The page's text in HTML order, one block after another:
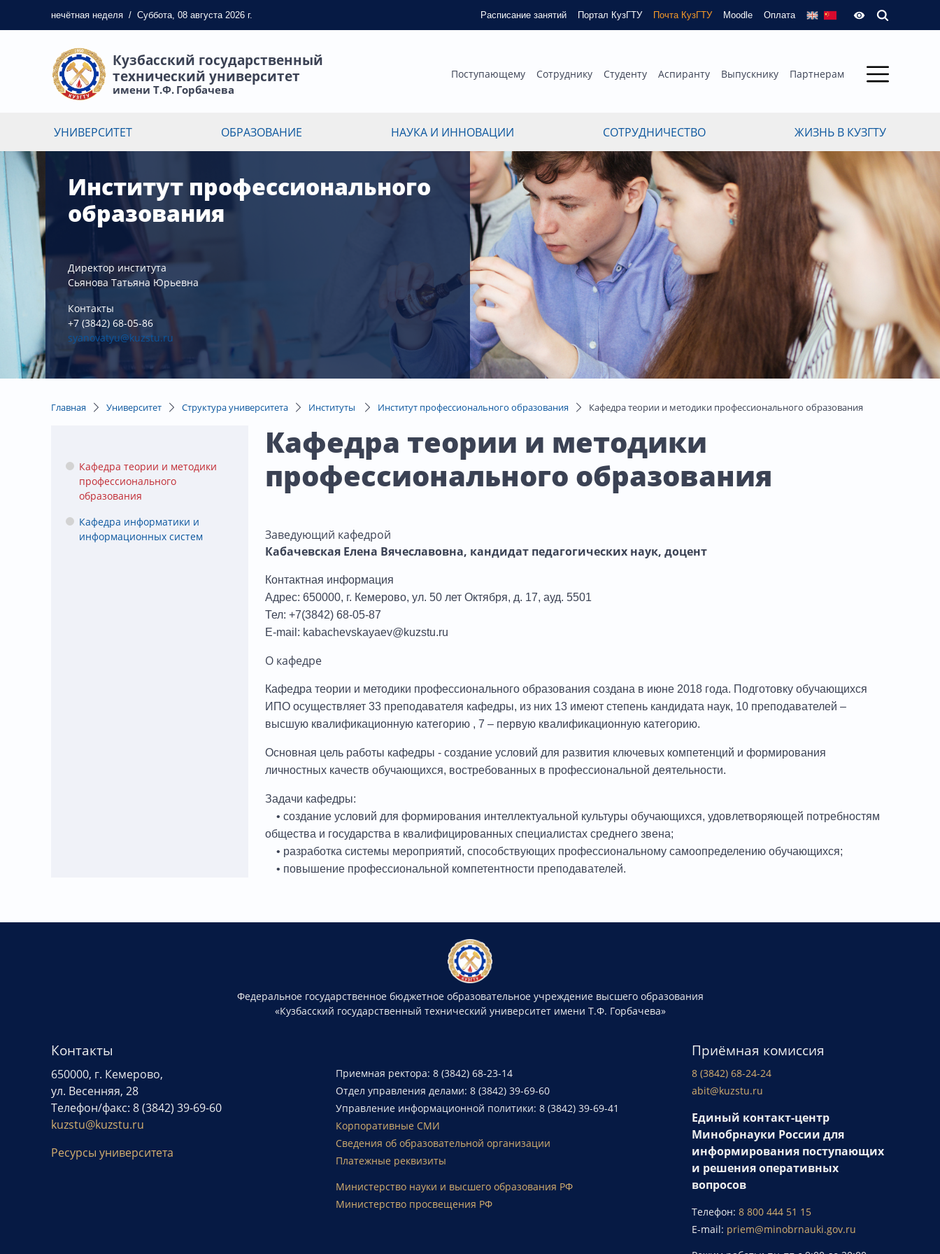
нечётная неделя / Суббота, 08 августа 2026 г. Расписание занятий Портал КузГТУ Почта КузГТУ Moodle Оплата
Кузбасский государственный
технический университет
имени Т.Ф. Горбачева
Поступающему Сотруднику Студенту Аспиранту Выпускнику Партнерам
УНИВЕРСИТЕТ ОБРАЗОВАНИЕ НАУКА И ИННОВАЦИИ СОТРУДНИЧЕСТВО ЖИЗНЬ В КУЗГТУ
Институт профессионального
образования
Директор института
Сьянова Татьяна Юрьевна
Контакты
+7 (3842) 68-05-86
syanovatyu@kuzstu.ru
Главная Университет Структура университета Институты Институт профессионального образования Кафедра теории и методики профессионального образования
Кафедра теории и методики
профессионального
образования
Кафедра информатики и
информационных систем
Кафедра теории и методики
профессионального образования
Заведующий кафедрой
Кабачевская Елена Вячеславовна, кандидат педагогических наук, доцент
Контактная информация
Адрес: 650000, г. Кемерово, ул. 50 лет Октября, д. 17, ауд. 5501
Тел: +7(3842) 68-05-87
E-mail: kabachevskayaev@kuzstu.ru
О кафедре
Кафедра теории и методики профессионального образования создана в июне 2018 года. Подготовку обучающихся
ИПО осуществляет 33 преподавателя кафедры, из них 13 имеют степень кандидата наук, 10 преподавателей –
высшую квалификационную категорию , 7 – первую квалификационную категорию.
Основная цель работы кафедры - создание условий для развития ключевых компетенций и формирования
личностных качеств обучающихся, востребованных в профессиональной деятельности.
Задачи кафедры:
• создание условий для формирования интеллектуальной культуры обучающихся, удовлетворяющей потребностям
общества и государства в квалифицированных специалистах среднего звена;
• разработка системы мероприятий, способствующих профессиональному самоопределению обучающихся;
• повышение профессиональной компетентности преподавателей.
Федеральное государственное бюджетное образовательное учреждение высшего образования
«Кузбасский государственный технический университет имени Т.Ф. Горбачева»
Контакты
650000, г. Кемерово,
ул. Весенняя, 28
Телефон/факс: 8 (3842) 39-69-60
kuzstu@kuzstu.ru
Ресурсы университета
Приемная ректора: 8 (3842) 68-23-14
Отдел управления делами: 8 (3842) 39-69-60
Управление информационной политики: 8 (3842) 39-69-41
Корпоративные СМИ
Сведения об образовательной организации
Платежные реквизиты
Министерство науки и высшего образования РФ
Министерство просвещения РФ
Приёмная комиссия
8 (3842) 68-24-24
abit@kuzstu.ru
Единый контакт-центр
Минобрнауки России для
информирования поступающих
и решения оперативных
вопросов
Телефон:8 800 444 51 15
E-mail: priem@minobrnauki.gov.ru